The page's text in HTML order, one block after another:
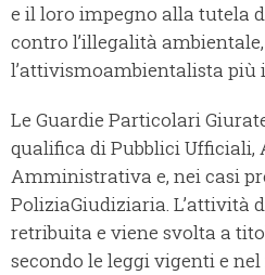
e il loro impegno alla tutela
contro l’illegalità
l’attivismoambientalista più
Le Guardie Particolari
qualifica di Pubblici Ufficiali,
Amministrativa e, nei casi
PoliziaGiudiziaria. L’attività
retribuita e viene svolta a
secondo le leggi vigenti e